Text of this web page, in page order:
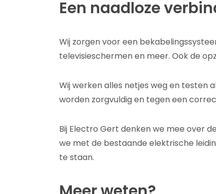
Een naadloze
Wij zorgen voor een
televisieschermen en meer. Ook de
Wij werken alles netjes weg en testen
worden zorgvuldig en tegen een
Bij Electro Gert denken we mee over
we met de bestaande elektrische
te staan.